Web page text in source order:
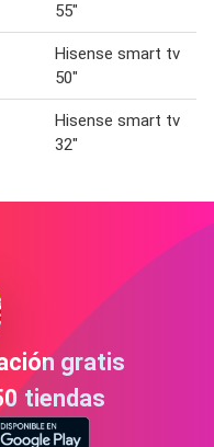
55"
Hisense smart tv
50"
Hisense smart tv
32"
gratis
tiendas